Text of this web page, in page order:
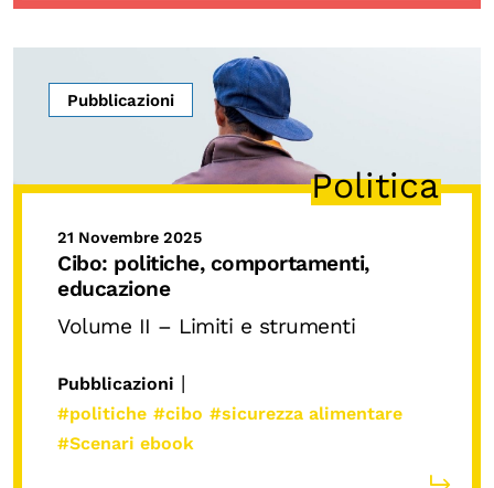
Pubblicazioni
Politica
21 Novembre 2025
Cibo: politiche, comportamenti,
educazione
Volume II – Limiti e strumenti
Pubblicazioni |
#politiche #cibo #sicurezza alimentare
#Scenari ebook